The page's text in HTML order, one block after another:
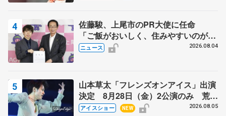
佐藤駿、上尾市のPR大使に任命
「ご飯がおいしく、住みやすいのが魅
力」
ニュース 2026.08.04
山本草太「フレンズオンアイス」出演
決定 8月28日（金）2公演のみ 荒川
静香さんプロデュース、20周年のアイ
アイスショー NEW 2026.08.05